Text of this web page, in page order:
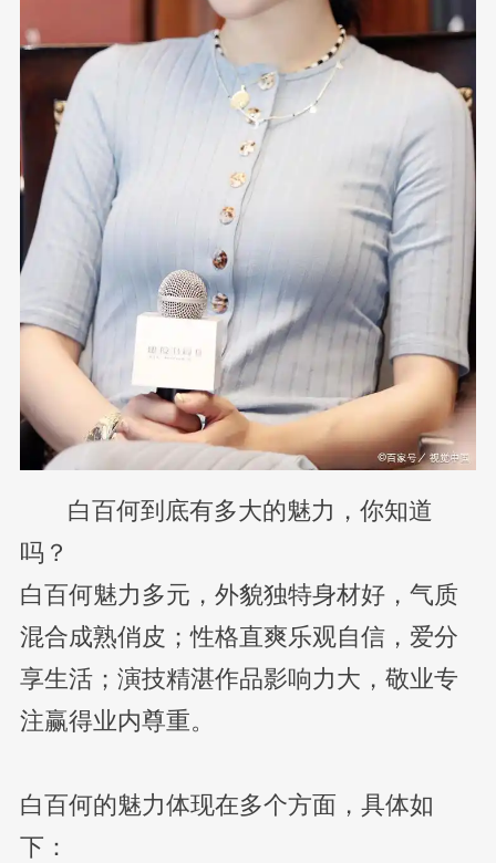
白百何到底有多大的魅力，你知道
吗？
白百何魅力多元，外貌独特身材好，气质
混合成熟俏皮；性格直爽乐观自信，爱分
享生活；演技精湛作品影响力大，敬业专
注赢得业内尊重。
白百何的魅力体现在多个方面，具体如
下：